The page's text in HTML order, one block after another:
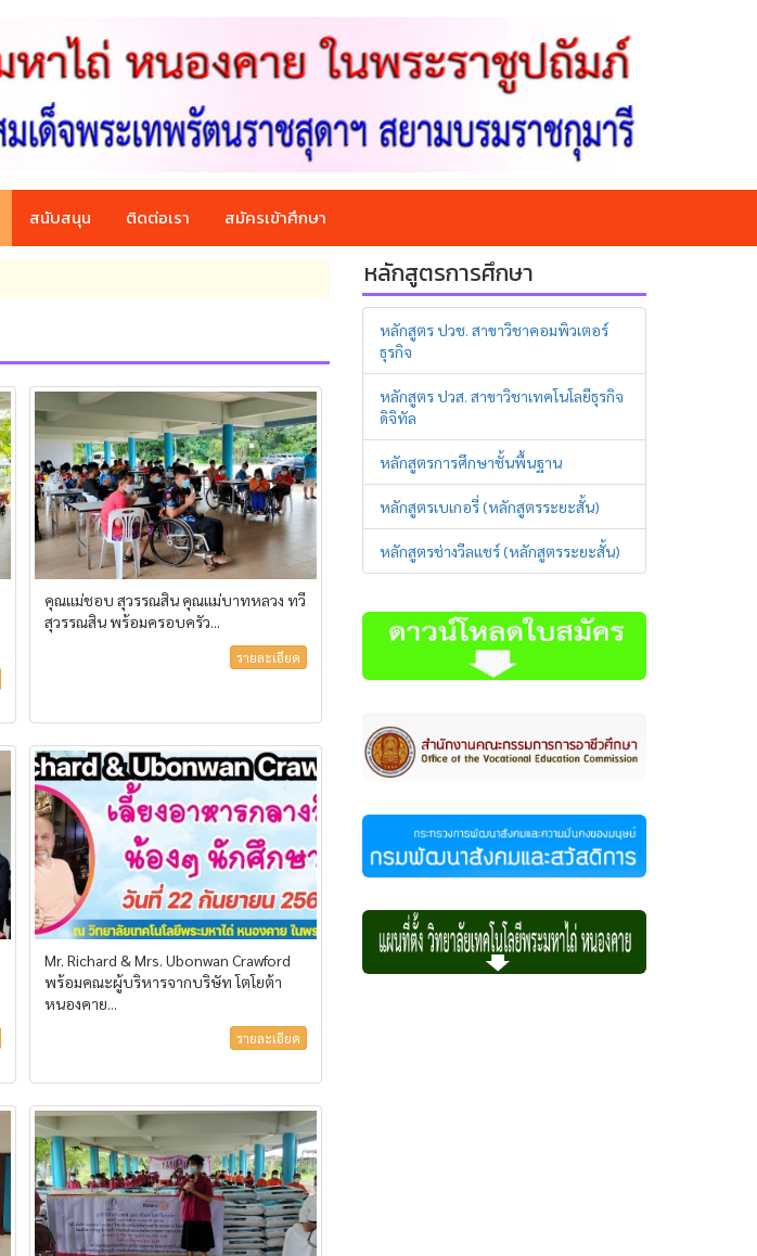
สนับสนุน ติดต่อเรา สมัครเข้าศึกษา
คุณแม่ชอบ สุวรรณสิน คุณแม่บาทหลวง ทวี
สุวรรณสิน พร้อมครอบครัว...
รายละเอียด
Mr. Richard & Mrs. Ubonwan Crawford
พร้อมคณะผู้บริหารจากบริษัท โตโยต้า
หนองคาย...
รายละเอียด
หลักสูตรการศึกษา
หลักสูตร ปวช. สาขาวิชาคอมพิวเตอร์
ธุรกิจ
หลักสูตร ปวส. สาขาวิชาเทคโนโลยีธุรกิจ
ดิจิทัล
หลักสูตรการศึกษาชั้นพื้นฐาน
หลักสูตรเบเกอรี่ (หลักสูตรระยะสั้น)
หลักสูตรช่างวีลแชร์ (หลักสูตรระยะสั้น)